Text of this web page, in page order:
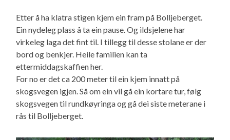
Etter å ha klatra stigen kjem ein fram på Bolljeberget.
Ein nydeleg plass å ta ein pause. Og ildsjelene har
virkeleg laga det fint til. I tillegg til desse stolane er der
bord og benkjer. Heile familien kan ta
ettermiddagskaffien her.
For no er det ca 200 meter til ein kjem innatt på
skogsvegen igjen. Så om ein vil gå ein kortare tur, følg
skogsvegen til rundkøyringa og gå dei siste meterane i
rås til Bolljeberget.